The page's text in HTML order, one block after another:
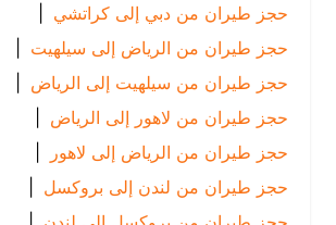
حجز طيران من دبي إلى كراتشي |
حجز طيران من الرياض إلى سيلهيت |
حجز طيران من سيلهيت إلى الرياض
|
حجز طيران من لاهور إلى الرياض
|
حجز طيران من الرياض إلى لاهور |
حجز طيران من لندن إلى بروكسل |